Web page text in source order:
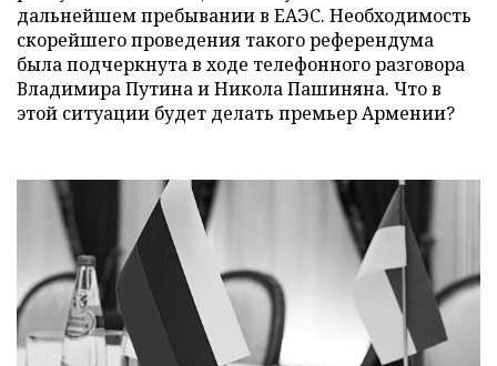
дальнейшем пребывании в ЕАЭС. Необходимость
скорейшего проведения такого референдума
была подчеркнута в ходе телефонного разговора
Владимира Путина и Никола Пашиняна. Что в
этой ситуации будет делать премьер Армении?